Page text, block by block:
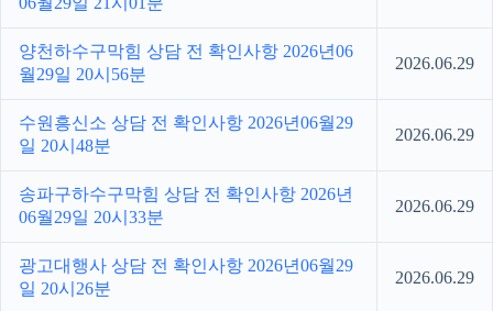
양천하수구막힘 상담 전 확인사항 2026년06
월29일 20시56분
2026.06.29
수원흥신소 상담 전 확인사항 2026년06월29
일 20시48분
2026.06.29
송파구하수구막힘 상담 전 확인사항 2026년
06월29일 20시33분
2026.06.29
광고대행사 상담 전 확인사항 2026년06월29
일 20시26분
2026.06.29